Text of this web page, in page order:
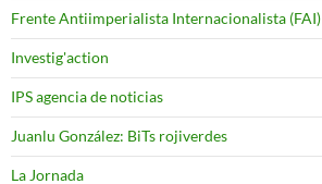
Frente Antiimperialista Internacionalista (FAI)
Investig'action
IPS agencia de noticias
Juanlu González: BiTs rojiverdes
La Jornada